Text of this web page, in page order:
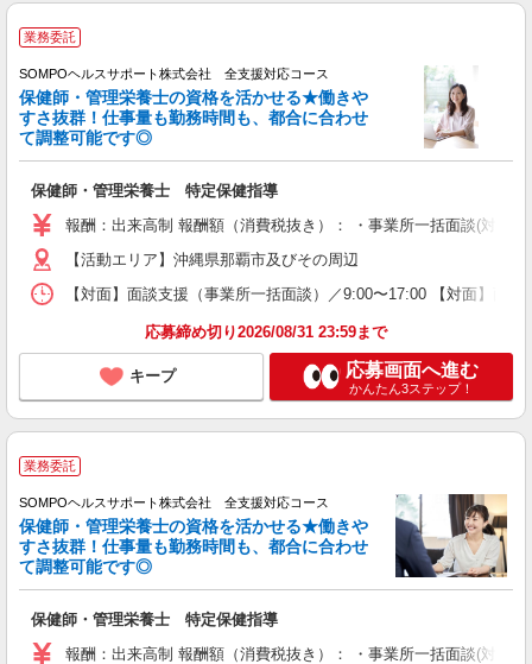
業務委託
SOMPOヘルスサポート株式会社 全支援対応コース
保健師・管理栄養士の資格を活かせる★働きや
すさ抜群！仕事量も勤務時間も、都合に合わせ
て調整可能です◎
保健師・管理栄養士 特定保健指導
報酬：出来高制 報酬額（消費税抜き）： ・事業所一括面談(対
【活動エリア】沖縄県那覇市及びその周辺
【対面】面談支援（事業所一括面談）／9:00〜17:00 【対面】面
応募締め切り2026/08/31 23:59まで
キープ 応募画面へ進む
かんたん3ステップ！
業務委託
SOMPOヘルスサポート株式会社 全支援対応コース
保健師・管理栄養士の資格を活かせる★働きや
すさ抜群！仕事量も勤務時間も、都合に合わせ
て調整可能です◎
保健師・管理栄養士 特定保健指導
報酬：出来高制 報酬額（消費税抜き）： ・事業所一括面談(対